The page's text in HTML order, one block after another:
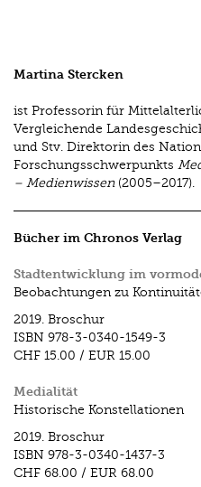
Martina Stercken
ist Professorin für
Vergleichende
und Stv. Direktorin des
Forschungsschwerpunkts
– Medienwissen(2005–2017).
Bücher im Chronos Verlag
Stadtentwicklung im
Beobachtungen zu
2019. Broschur
ISBN 978-3-0340-1549-3
CHF 15.00 / EUR 15.00
Medialität
Historische Konstellationen
2019. Broschur
ISBN 978-3-0340-1437-3
CHF 68.00 / EUR 68.00